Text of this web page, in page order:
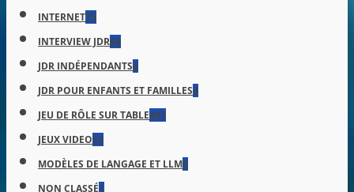
INTERNET75
INTERVIEW JDR68
JDR INDÉPENDANTS6
JDR POUR ENFANTS ET FAMILLES3
JEU DE RÔLE SUR TABLE497
JEUX VIDEO53
MODÈLES DE LANGAGE ET LLM6
NON CLASSÉ1